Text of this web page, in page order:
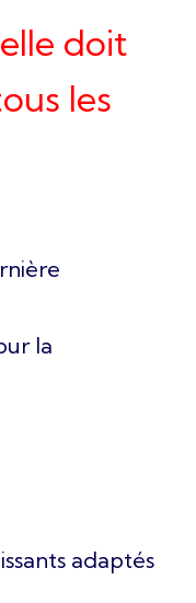
doit
les
la
adaptés